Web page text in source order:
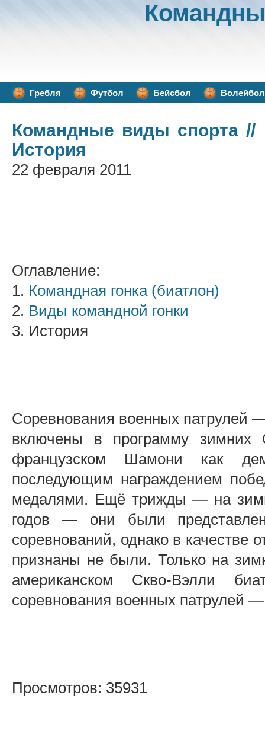
Гребля Футбол Бейсбол Волейбол
Командные виды спорта //
История
22 февраля 2011
Оглавление:
1. Командная гонка (биатлон)
2. Виды командной гонки
3. История
Соревнования военных патрулей
включены в программу зимних
французском Шамони как
последующим награждением
медалями. Ещё трижды — на
годов — они были
соревнований, однако в качестве
признаны не были. Только на
американском Скво-Вэлли
соревнования военных патрулей
Просмотров: 35931